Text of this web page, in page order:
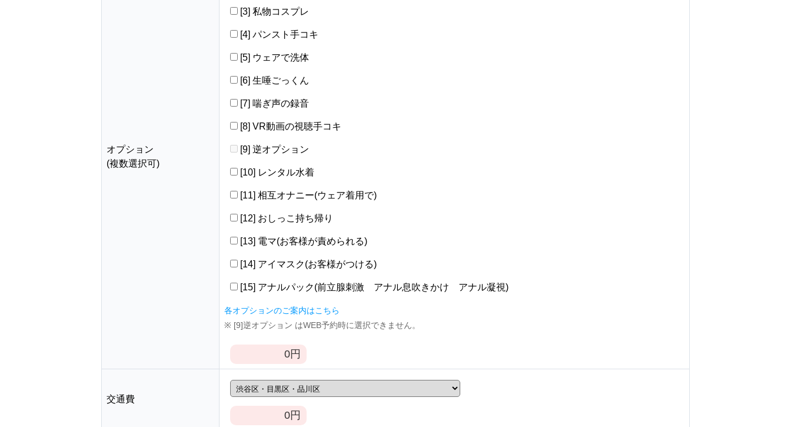
オプション
(複数選択可)
[3] 私物コスプレ
[4] パンスト手コキ
[5] ウェアで洗体
[6] 生唾ごっくん
[7] 喘ぎ声の録音
[8] VR動画の視聴手コキ
[9] 逆オプション
[10] レンタル水着
[11] 相互オナニー(ウェア着用で)
[12] おしっこ持ち帰り
[13] 電マ(お客様が責められる)
[14] アイマスク(お客様がつける)
[15] アナルパック(前立腺刺激 アナル息吹きかけ アナル凝視)
各オプションのご案内はこちら
※ [9]逆オプション はWEB予約時に選択できません。
0円
交通費
0円